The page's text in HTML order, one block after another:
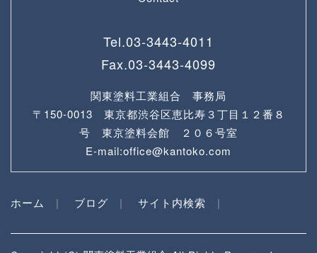
Tel.03-3443-4011
Fax.03-3443-4099
関東塗料工業組合 事務局
〒150-0013 東京都渋谷区恵比寿３丁目１２番８
号 東京塗料会館 ２０６号室
E-mail:office@kantoko.com
ホーム ブログ サイト内検索